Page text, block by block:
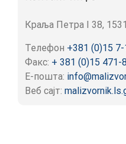
Краља Петра I 38,
Телефон +381 (0)15
Факс: + 381 (0)15 471-
Е-пошта:
Веб сајт: